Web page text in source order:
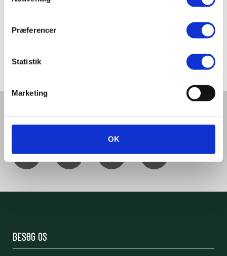
Præferencer
Statistik
Marketing
OK
Hans Tausens Vej
Hans Tausens Vej blev navngivet i 1917 efter den danske
Del denne artikel med andre:
Besøg os